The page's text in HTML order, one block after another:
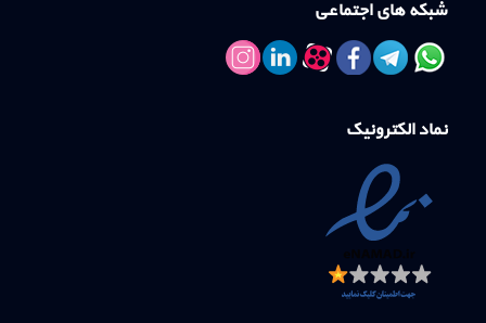
شبکه های اجتماعی
نماد الکترونیک